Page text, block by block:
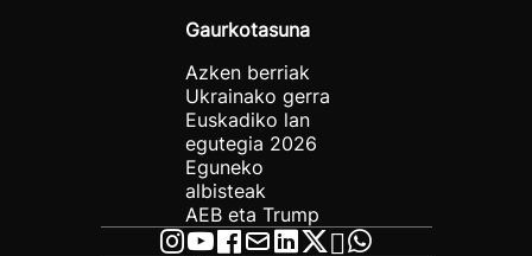
Gaurkotasuna
Azken berriak
Ukrainako gerra
Euskadiko lan
egutegia 2026
Eguneko
albisteak
AEB eta Trump